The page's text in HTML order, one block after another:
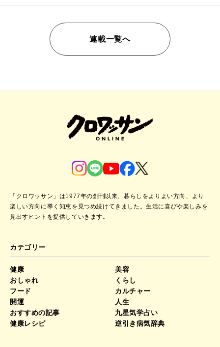
連載一覧へ
「クロワッサン」は1977年の創刊以来、暮らしをよりよい方向、より
楽しい方向に導く知恵を見つめ続けてきました。生活に喜びや楽しみを
見出すヒントを提供していきます。
カテゴリー
健康
美容
おしゃれ
くらし
フード
カルチャー
開運
人生
おすすめの記事
九星気学占い
健康レシピ
逆引き病気辞典